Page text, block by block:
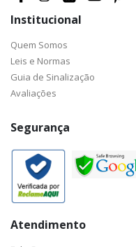
Institucional
Quem Somos
Leis e Normas
Guia de Sinalização
Avaliações
Segurança
Atendimento